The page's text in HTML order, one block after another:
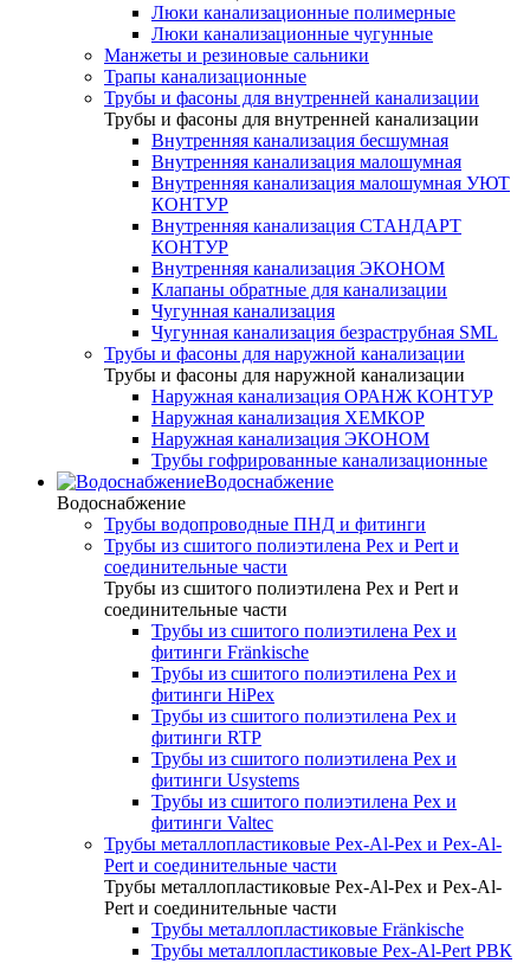
Люки канализационные полимерные
Люки канализационные чугунные
Манжеты и резиновые сальники
Трапы канализационные
Трубы и фасоны для внутренней канализации
Трубы и фасоны для внутренней канализации
Внутренняя канализация бесшумная
Внутренняя канализация малошумная
Внутренняя канализация малошумная УЮТ
КОНТУР
Внутренняя канализация СТАНДАРТ
КОНТУР
Внутренняя канализация ЭКОНОМ
Клапаны обратные для канализации
Чугунная канализация
Чугунная канализация безраструбная SML
Трубы и фасоны для наружной канализации
Трубы и фасоны для наружной канализации
Наружная канализация ОРАНЖ КОНТУР
Наружная канализация ХЕМКОР
Наружная канализация ЭКОНОМ
Трубы гофрированные канализационные
Водоснабжение
Водоснабжение
Трубы водопроводные ПНД и фитинги
Трубы из сшитого полиэтилена Pex и Pert и
соединительные части
Трубы из сшитого полиэтилена Pex и Pert и
соединительные части
Трубы из сшитого полиэтилена Pex и
фитинги Fränkische
Трубы из сшитого полиэтилена Pex и
фитинги HiPex
Трубы из сшитого полиэтилена Pex и
фитинги RTP
Трубы из сшитого полиэтилена Pex и
фитинги Usystems
Трубы из сшитого полиэтилена Pex и
фитинги Valtec
Трубы металлопластиковые Pex-Al-Pex и Pex-Al-
Pert и соединительные части
Трубы металлопластиковые Pex-Al-Pex и Pex-Al-
Pert и соединительные части
Трубы металлопластиковые Fränkische
Трубы металлопластиковые Pex-Al-Pert РВК